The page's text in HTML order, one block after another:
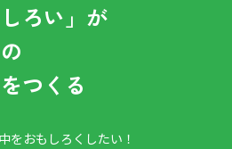
ろい」が
つくる
をおもしろくしたい！